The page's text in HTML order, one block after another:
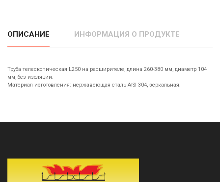
ОПИСАНИЕ ИНФОРМАЦИЯ О ПРОДУКТЕ
Труба телескопическая L250 на расширителе, длина 260-380 мм, диаметр 104
мм, без изоляции.
Материал изготовления: нержавеющая сталь AISI 304, зеркальная.